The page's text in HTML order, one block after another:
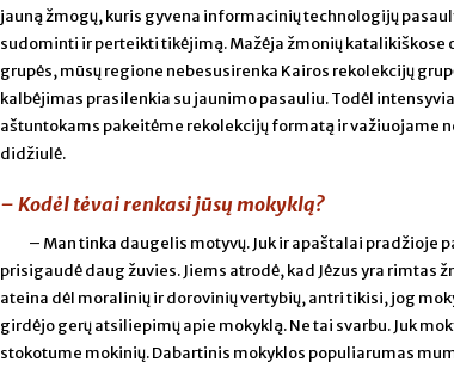
jauną žmogų, kuris gyvena informacinių technologijų
sudominti ir perteikti tikėjimą. Mažėja žmonių
grupės, mūsų regione nebesusirenka Kairos rekolekcijų
kalbėjimas prasilenkia su jaunimo pasauliu. Todėl
aštuntokams pakeitėme rekolekcijų formatą ir važiuojame
didžiulė.
– Kodėl tėvai renkasi jūsų mokyklą?
– Man tinka daugelis motyvų. Juk ir apaštalai pradžioje
prisigaudė daug žuvies. Jiems atrodė, kad Jėzus yra rimtas
ateina dėl moralinių ir dorovinių vertybių, antri tikisi, jog
girdėjo gerų atsiliepimų apie mokyklą. Ne tai svarbu. Juk
stokotume mokinių. Dabartinis mokyklos populiarumas